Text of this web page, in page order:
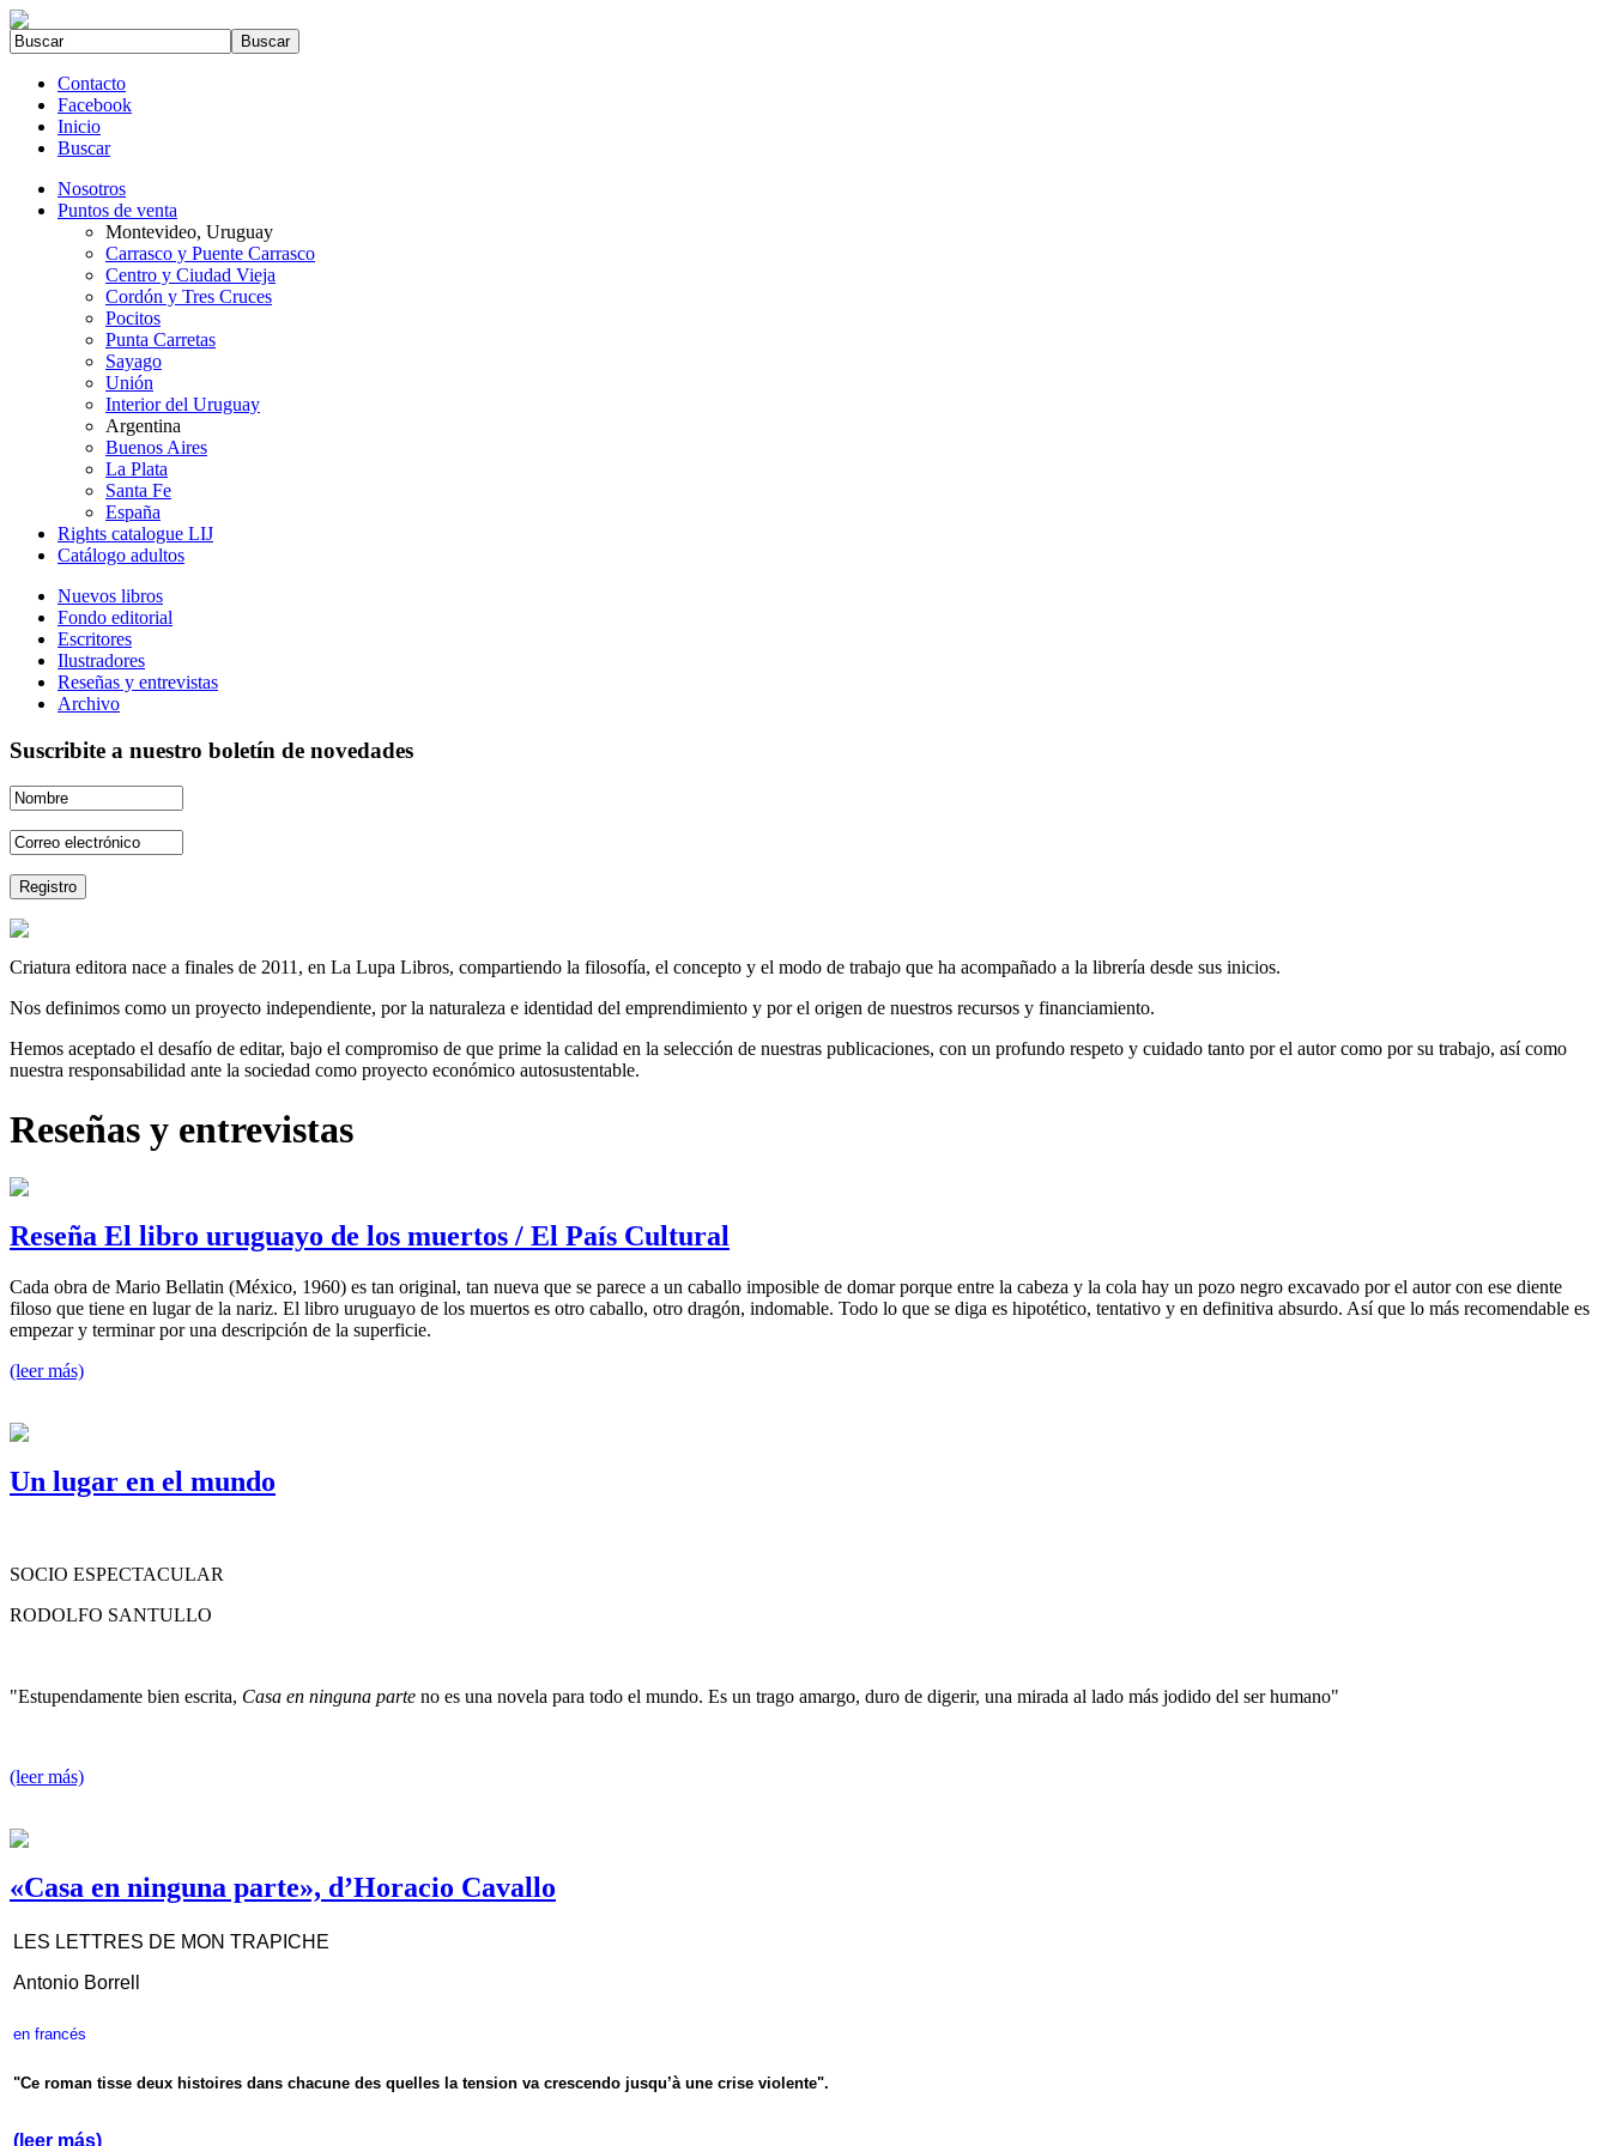
Contacto
Facebook
Inicio
Buscar
Nosotros
Puntos de venta
Montevideo, Uruguay
Carrasco y Puente Carrasco
Centro y Ciudad Vieja
Cordón y Tres Cruces
Pocitos
Punta Carretas
Sayago
Unión
Interior del Uruguay
Argentina
Buenos Aires
La Plata
Santa Fe
España
Rights catalogue LIJ
Catálogo adultos
Nuevos libros
Fondo editorial
Escritores
Ilustradores
Reseñas y entrevistas
Archivo
Suscribite a nuestro boletín de novedades
Criatura editora nace a finales de 2011, en La Lupa Libros, compartiendo la filosofía, el concepto y el modo de trabajo que ha acompañado a la librería desde sus inicios.
Nos definimos como un proyecto independiente, por la naturaleza e identidad del emprendimiento y por el origen de nuestros recursos y financiamiento.
Hemos aceptado el desafío de editar, bajo el compromiso de que prime la calidad en la selección de nuestras publicaciones, con un profundo respeto y cuidado tanto por el autor como por su trabajo, así como
nuestra responsabilidad ante la sociedad como proyecto económico autosustentable.
Reseñas y entrevistas
Reseña El libro uruguayo de los muertos / El País Cultural
Cada obra de Mario Bellatin (México, 1960) es tan original, tan nueva que se parece a un caballo imposible de domar porque entre la cabeza y la cola hay un pozo negro excavado por el autor con ese diente
filoso que tiene en lugar de la nariz. El libro uruguayo de los muertos es otro caballo, otro dragón, indomable. Todo lo que se diga es hipotético, tentativo y en definitiva absurdo. Así que lo más recomendable es
empezar y terminar por una descripción de la superficie.
(leer más)
Un lugar en el mundo
SOCIO ESPECTACULAR
RODOLFO SANTULLO
"Estupendamente bien escrita, Casa en ninguna parte no es una novela para todo el mundo. Es un trago amargo, duro de digerir, una mirada al lado más jodido del ser humano"
(leer más)
«Casa en ninguna parte», d’Horacio Cavallo
LES LETTRES DE MON TRAPICHE
Antonio Borrell
en francés
"Ce roman tisse deux histoires dans chacune des quelles la tension va crescendo jusqu’à une crise violente".
(leer más)